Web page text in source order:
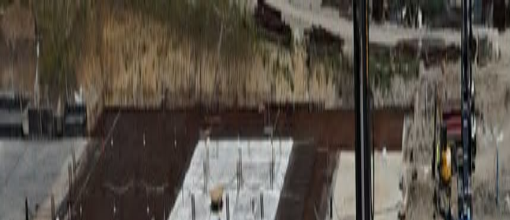
RADIO SOMEȘ
Categorii
EmisiuniPodcastIstoric melodii